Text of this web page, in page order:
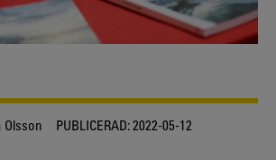
Olsson PUBLICERAD:2022-05-12